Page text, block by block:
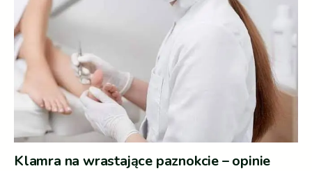
Klamra na wrastające paznokcie – opinie